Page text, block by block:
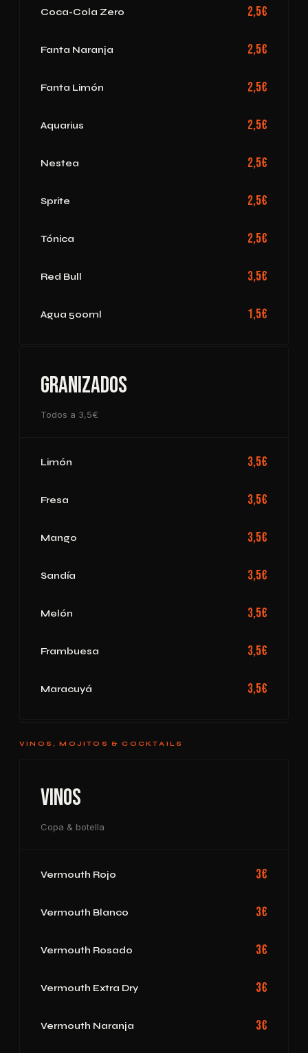
Coca-Cola Zero 2,5€
Fanta Naranja 2,5€
Fanta Limón 2,5€
Aquarius 2,5€
Nestea 2,5€
Sprite 2,5€
Tónica 2,5€
Red Bull 3,5€
Agua 500ml 1,5€
Granizados
Todos a 3,5€
Limón 3,5€
Fresa 3,5€
Mango 3,5€
Sandía 3,5€
Melón 3,5€
Frambuesa 3,5€
Maracuyá 3,5€
VINOS, MOJITOS & COCKTAILS
Vinos
Copa & botella
Vermouth Rojo 3€
Vermouth Blanco 3€
Vermouth Rosado 3€
Vermouth Extra Dry 3€
Vermouth Naranja 3€